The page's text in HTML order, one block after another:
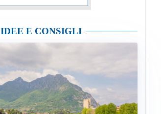
IDEE E CONSIGLI